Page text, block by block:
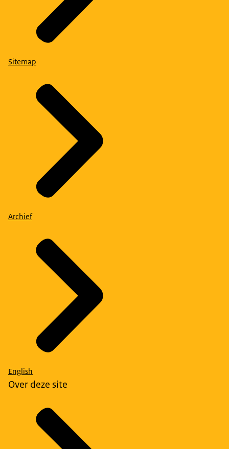
Sitemap
Archief
English
Over deze site